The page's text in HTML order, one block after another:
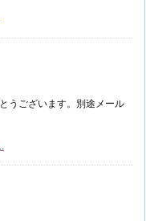
うございます。別途メール